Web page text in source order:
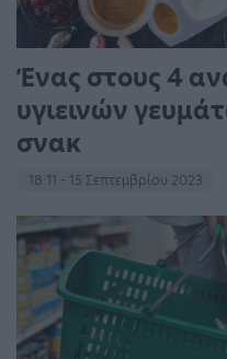
Ένας στους 4
υγιεινών
σνακ
18:11 - 15 Σεπτεμβρίου 2023